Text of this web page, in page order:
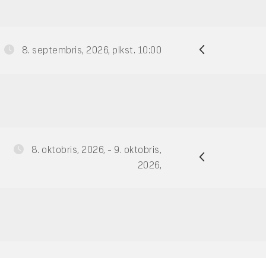
8. septembris, 2026, plkst. 10:00
8. oktobris, 2026, - 9. oktobris,
2026,